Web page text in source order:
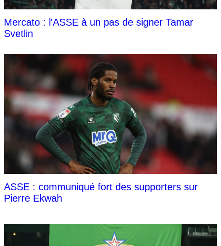
Mercato : l'ASSE à un pas de signer Tamar
Svetlin
ASSE : communiqué fort des supporters sur
Pierre Ekwah